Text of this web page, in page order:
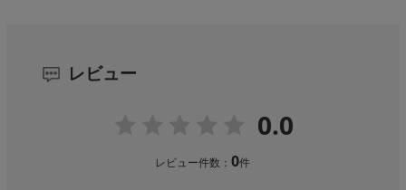
レビュー
0.0
レビュー件数：0件